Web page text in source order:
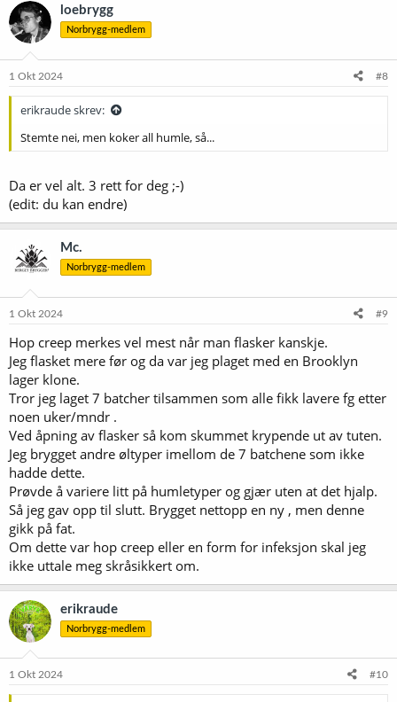
k
s
j
o
e
loebrygg
Norbrygg-medlem
1 Okt 2024 #8
erikraude skrev:
Stemte nei, men koker all humle, så...
Da er vel alt. 3 rett for deg ;-)
(edit: du kan endre)
Mc.
Norbrygg-medlem
1 Okt 2024 #9
Hop creep merkes vel mest når man flasker kanskje.
Jeg flasket mere før og da var jeg plaget med en Brooklyn
lager klone.
Tror jeg laget 7 batcher tilsammen som alle fikk lavere fg etter
noen uker/mndr .
Ved åpning av flasker så kom skummet krypende ut av tuten.
Jeg brygget andre øltyper imellom de 7 batchene som ikke
hadde dette.
Prøvde å variere litt på humletyper og gjær uten at det hjalp.
Så jeg gav opp til slutt. Brygget nettopp en ny , men denne
gikk på fat.
Om dette var hop creep eller en form for infeksjon skal jeg
ikke uttale meg skråsikkert om.
erikraude
Norbrygg-medlem
1 Okt 2024 #10